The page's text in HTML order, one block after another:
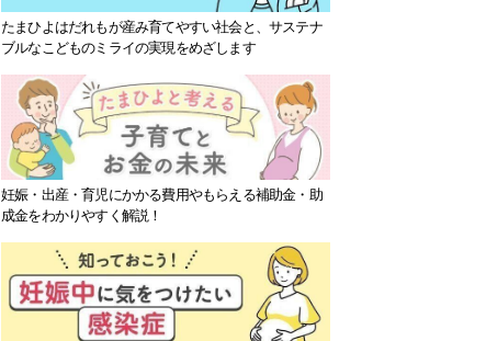
たまひよはだれもが産み育てやすい社会と、サステナ
ブルなこどものミライの実現をめざします
妊娠・出産・育児にかかる費用やもらえる補助金・助
成金をわかりやすく解説！